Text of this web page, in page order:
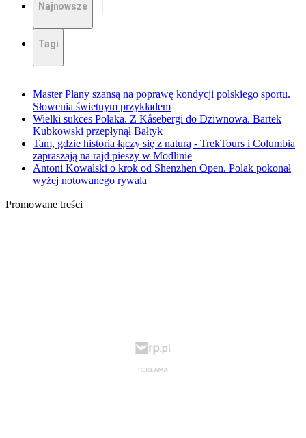
Najnowsze
Tagi
Master Plany szansą na poprawę kondycji polskiego sportu.
Słowenia świetnym przykładem
Wielki sukces Polaka. Z Kåsebergi do Dziwnowa. Bartek
Kubkowski przepłynął Bałtyk
Tam, gdzie historia łączy się z naturą - TrekTours i Columbia
zapraszają na rajd pieszy w Modlinie
Antoni Kowalski o krok od Shenzhen Open. Polak pokonał
wyżej notowanego rywala
Promowane treści